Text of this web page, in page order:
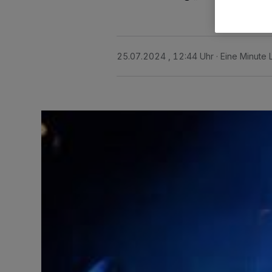
25.07.2024 , 12:44 Uhr Eine Minute